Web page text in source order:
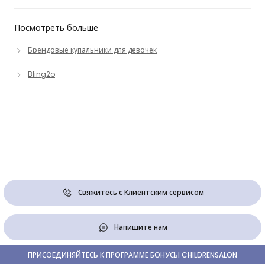
Посмотреть больше
Брендовые купальники для девочек
Bling2o
Свяжитесь с Клиентским сервисом
Напишите нам
ПРИСОЕДИНЯЙТЕСЬ К ПРОГРАММЕ БОНУСЫ CHILDRENSALON